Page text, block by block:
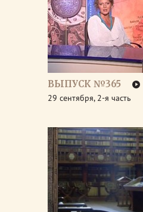
ВЫПУСК №365
29 сентября, 2-я часть